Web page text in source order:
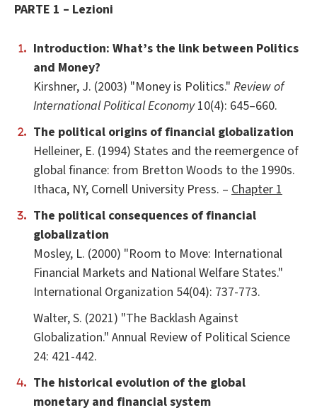
PARTE 1 – Lezioni
Introduction: What’s the link between Politics
and Money?
Kirshner, J. (2003) "Money is Politics." Review of
International Political Economy10(4): 645–660.
The political origins of financial globalization
Helleiner, E. (1994) States and the reemergence of
global finance: from Bretton Woods to the 1990s.
Ithaca, NY, Cornell University Press. – Chapter 1
The political consequences of financial
globalization
Mosley, L. (2000) "Room to Move: International
Financial Markets and National Welfare States."
International Organization 54(04): 737-773.
Walter, S. (2021) "The Backlash Against
Globalization." Annual Review of Political Science
24: 421-442.
The historical evolution of the global
monetary and financial system